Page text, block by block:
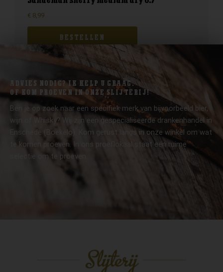
€ 8,99
BESTELLEN
ADVIES NODIG? IK HELP U GRAAG.
OF KOM PROEVEN IN ONZE SLIJTERIJ!
Ben je op zoek naar een specifiek merk van bijvoorbeeld bier,
wijn of Whisky? Wij zijn een gespecialiseerde drankenhandel in
Enschede (Boekelo). Kom gerust langs in onze winkel om wat
te komen proeven. In ons proeflokaal staat een ruime
selectie om te proeven.